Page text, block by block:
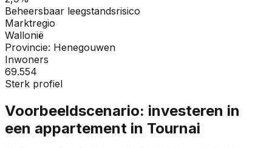
Beheersbaar leegstandsrisico
Marktregio
Wallonië
Provincie: Henegouwen
Inwoners
69.554
Sterk profiel
Voorbeeldscenario: investeren in
een appartement in Tournai